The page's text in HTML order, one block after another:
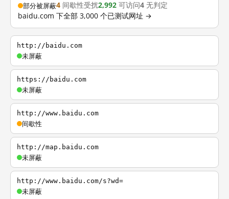
部分被屏蔽4 间歇性受扰2,992 可访问4 无判定
baidu.com 下全部 3,000 个已测试网址 →
http://baidu.com
未屏蔽
https://baidu.com
未屏蔽
http://www.baidu.com
间歇性
http://map.baidu.com
未屏蔽
http://www.baidu.com/s?wd=
未屏蔽